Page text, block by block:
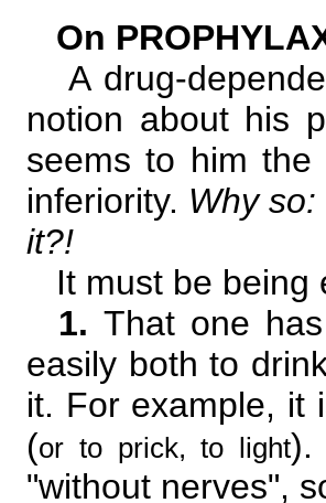
On
A drug-
notion about his
seems to him
inferiority. Why
it?!
It must be being
1. That one
easily both to
it. For example, it
(or to prick, to light).
"without nerves",